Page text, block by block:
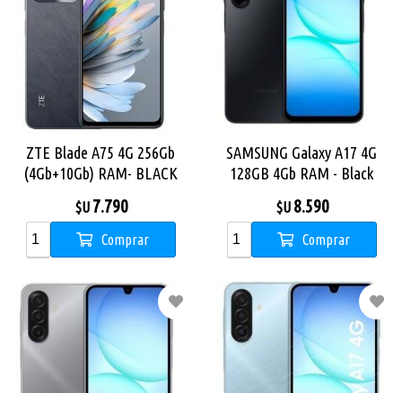
ZTE Blade A75 4G 256Gb
(4Gb+10Gb) RAM- BLACK
$U 7.790
Comprar
SAMSUNG Galaxy A17 4G
128GB 4Gb RAM - Black
$U 8.590
Comprar